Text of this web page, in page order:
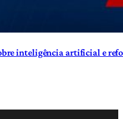
inteligência artificial e